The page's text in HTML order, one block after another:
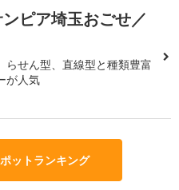
ピア埼玉おごせ／
らせん型、直線型と種類豊富
が人気
ットランキング